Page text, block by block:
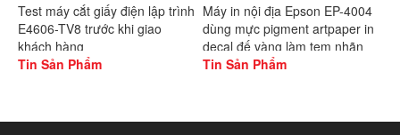
Test máy cắt giấy điện lập trình
E4606-TV8 trước khi giao
khách hàng
Tin Sản Phẩm
Máy in nội địa Epson EP-4004
dùng mực pigment artpaper in
decal đế vàng làm tem nhãn
Tin Sản Phẩm